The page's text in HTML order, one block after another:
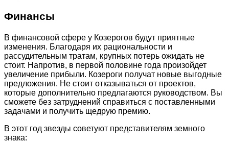
Финансы
В финансовой сфере у Козерогов будут приятные
изменения. Благодаря их рациональности и
рассудительным тратам, крупных потерь ожидать не
стоит. Напротив, в первой половине года произойдет
увеличение прибыли. Козероги получат новые выгодные
предложения. Не стоит отказываться от проектов,
которые дополнительно предлагаются руководством. Вы
сможете без затруднений справиться с поставленными
задачами и получить щедрую премию.
В этот год звезды советуют представителям земного
знака: